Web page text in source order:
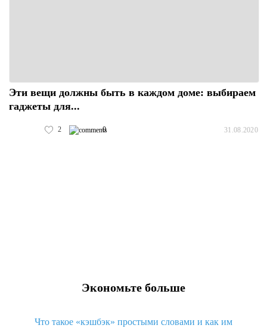
Эти вещи должны быть в каждом доме: выбираем
гаджеты для...
2 0 31.08.2020
Экономьте больше
Что такое «кэшбэк» простыми словами и как им